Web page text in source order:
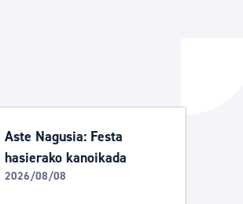
Aste Nagusia: Festa
hasierako kanoikada
2026/08/08